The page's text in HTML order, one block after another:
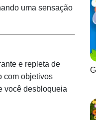
uma sensação
e repleta de
com objetivos
você desbloqueia